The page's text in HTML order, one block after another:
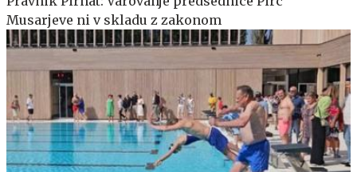
Musarjeve ni v skladu z zakonom